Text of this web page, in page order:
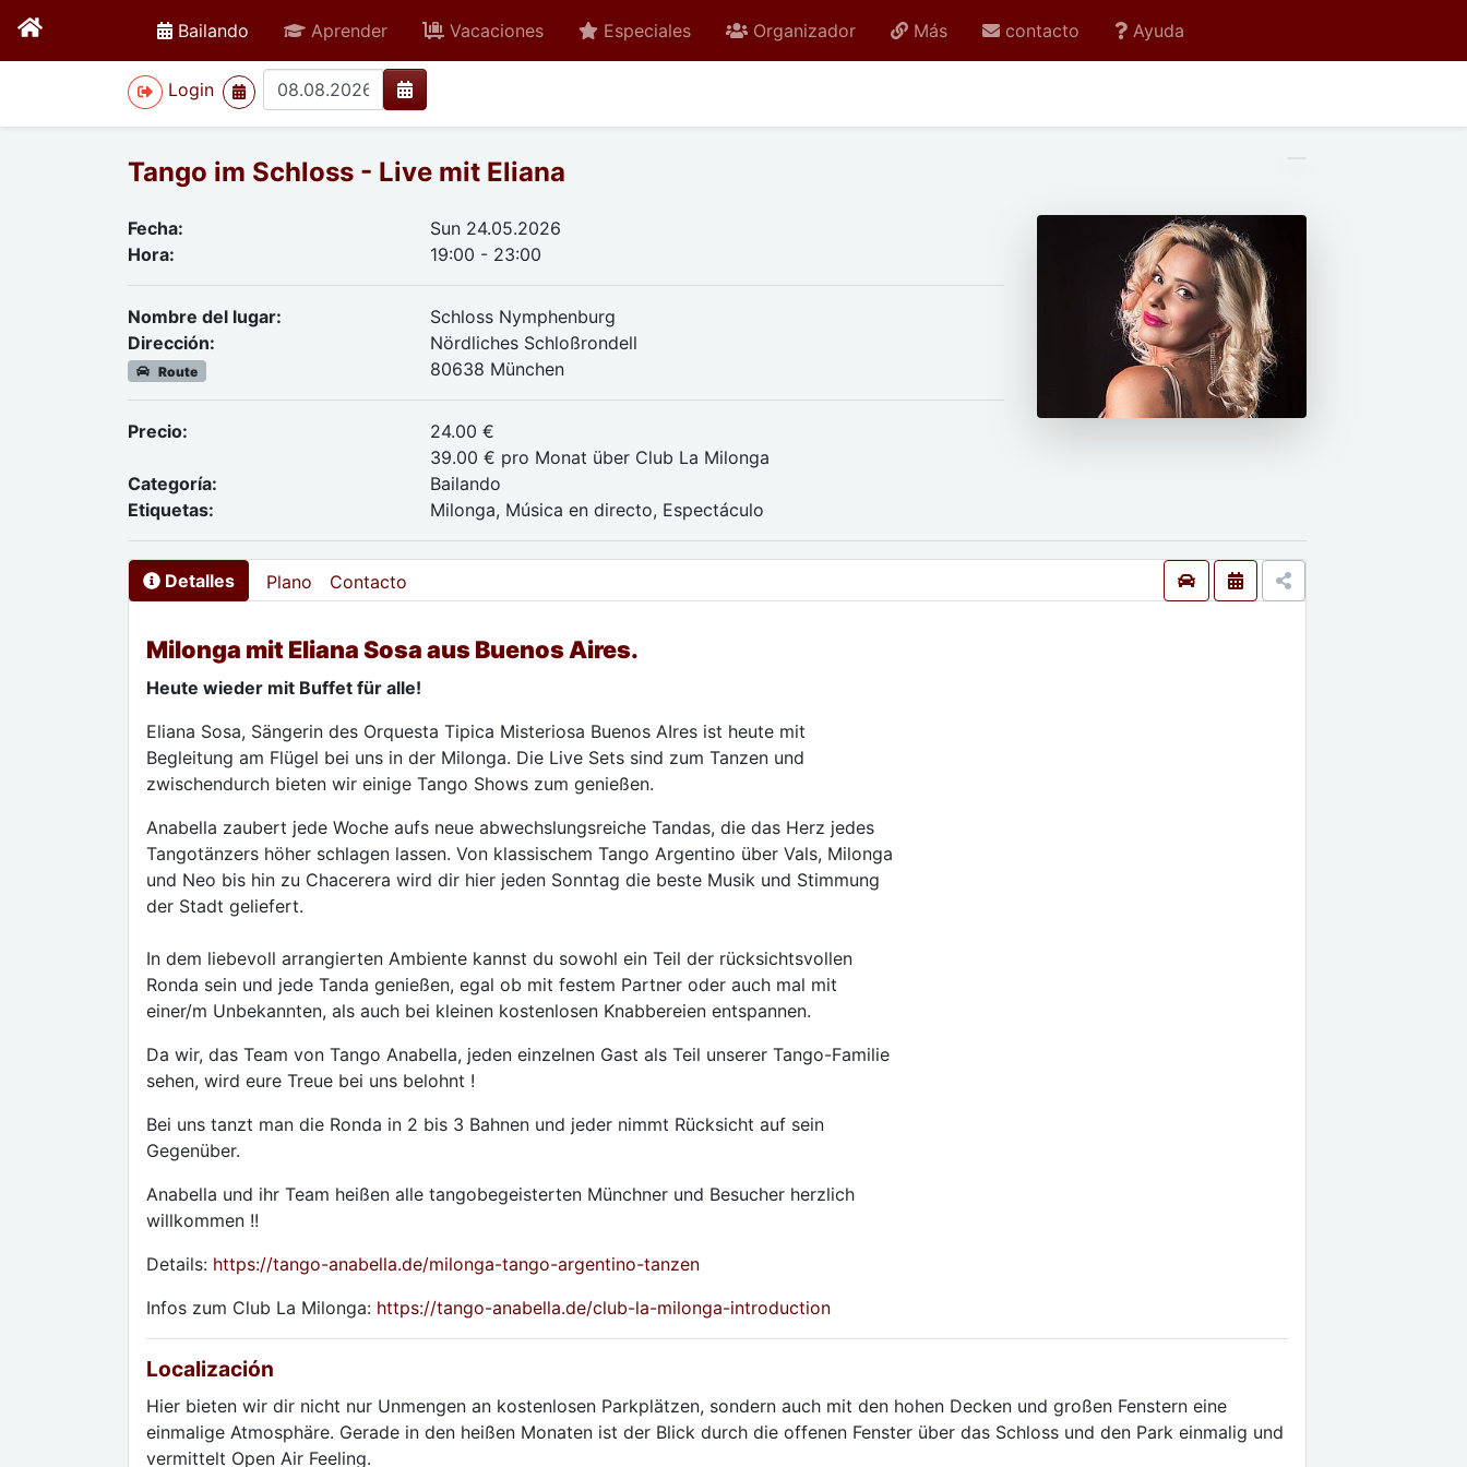
Bailando active Aprender Vacaciones Especiales Organizador Más contacto Ayuda
Login
>
Tango im Schloss - Live mit Eliana
Fecha:
Sun 24.05.2026
Hora:
19:00 - 23:00
Nombre del lugar:
Schloss Nymphenburg
Dirección:
Route
Nördliches Schloßrondell
80638 München
Precio:
24.00 €
39.00 € pro Monat über Club La Milonga
Categoría:
Bailando
Etiquetas:
Milonga, Música en directo, Espectáculo
Detalles Plano Contacto
Milonga mit Eliana Sosa aus Buenos Aires.
Heute wieder mit Buffet für alle!
Eliana Sosa, Sängerin des Orquesta Tipica Misteriosa Buenos AIres ist heute mit
Begleitung am Flügel bei uns in der Milonga. Die Live Sets sind zum Tanzen und
zwischendurch bieten wir einige Tango Shows zum genießen.
Anabella zaubert jede Woche aufs neue abwechslungsreiche Tandas, die das Herz jedes
Tangotänzers höher schlagen lassen. Von klassischem Tango Argentino über Vals, Milonga
und Neo bis hin zu Chacerera wird dir hier jeden Sonntag die beste Musik und Stimmung
der Stadt geliefert.
In dem liebevoll arrangierten Ambiente kannst du sowohl ein Teil der rücksichtsvollen
Ronda sein und jede Tanda genießen, egal ob mit festem Partner oder auch mal mit
einer/m Unbekannten, als auch bei kleinen kostenlosen Knabbereien entspannen.
Da wir, das Team von Tango Anabella, jeden einzelnen Gast als Teil unserer Tango-Familie
sehen, wird eure Treue bei uns belohnt !
Bei uns tanzt man die Ronda in 2 bis 3 Bahnen und jeder nimmt Rücksicht auf sein
Gegenüber.
Anabella und ihr Team heißen alle tangobegeisterten Münchner und Besucher herzlich
willkommen !!
Details: https://tango-anabella.de/milonga-tango-argentino-tanzen
Infos zum Club La Milonga: https://tango-anabella.de/club-la-milonga-introduction
Localización
Hier bieten wir dir nicht nur Unmengen an kostenlosen Parkplätzen, sondern auch mit den hohen Decken und großen Fenstern eine
einmalige Atmosphäre. Gerade in den heißen Monaten ist der Blick durch die offenen Fenster über das Schloss und den Park einmalig und
vermittelt Open Air Feeling.